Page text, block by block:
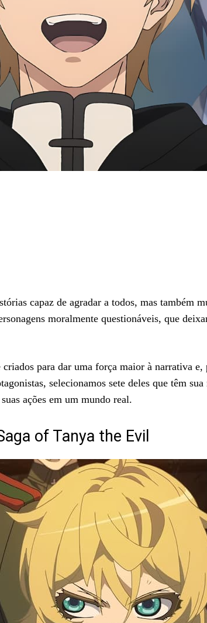
capaz de agradar a todos, mas também
moralmente questionáveis, que
para dar uma força maior à narrativa
selecionamos sete deles que têm
ações em um mundo real.
of Tanya the Evil